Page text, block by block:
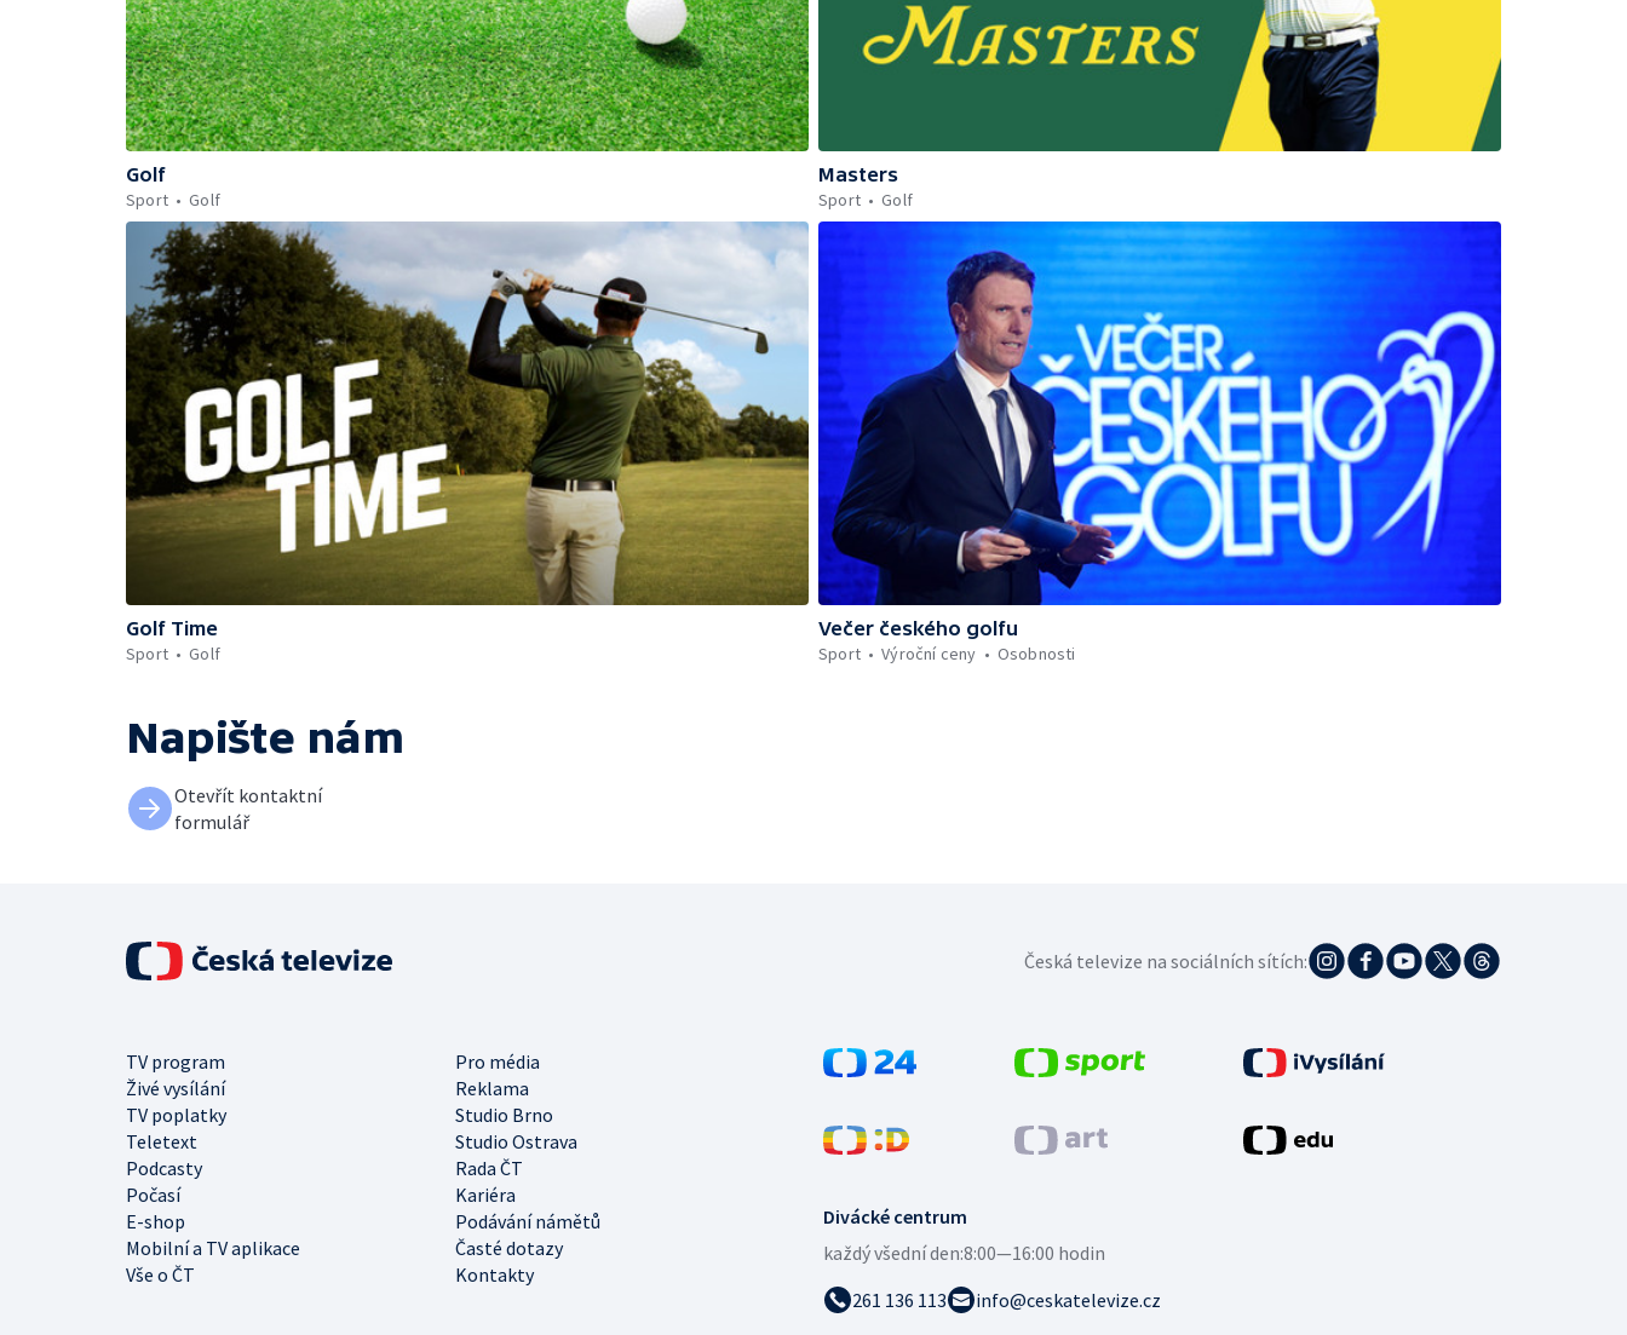
Golf
Sport
Golf
Masters
Sport
Golf
Golf Time
Sport
Golf
Večer českého golfu
Sport
Výroční ceny Osobnosti
Napište nám
Otevřít kontaktní
formulář
Divácké centrum
každý všední den:8:00—16:00 hodin
261 136 113
info@ceskatelevize.cz
TV program
Pro média
Živé vysílání
Reklama
TV poplatky
Studio Brno
Teletext
Studio Ostrava
Podcasty
Rada ČT
Počasí
Kariéra
E-shop
Podávání námětů
Mobilní a TV aplikace
Časté dotazy
Vše o ČT
Kontakty
Česká televize na sociálních sítích: